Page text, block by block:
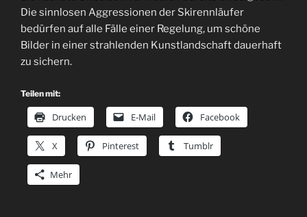
Die sinnlosen Aggressionen der Skirennläufer
bedürfen auf alle Fälle einer Regelung, um schöne
Bilder in einer strahlenden Kunstlandschaft dauerhaft
zu sichern.
Teilen mit:
Drucken E-Mail Facebook
X Pinterest Tumblr
Mehr